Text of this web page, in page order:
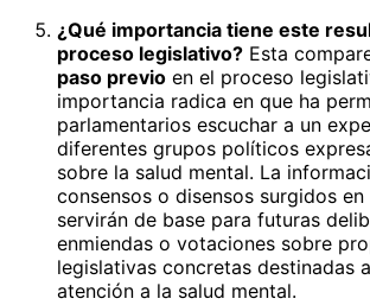
¿Qué importancia tiene este
proceso legislativo? Esta
paso previo en el proceso
importancia radica en que ha
parlamentarios escuchar a un
diferentes grupos políticos
sobre la salud mental. La
consensos o disensos surgidos en
servirán de base para futuras
enmiendas o votaciones sobre
legislativas concretas destinadas
atención a la salud mental.